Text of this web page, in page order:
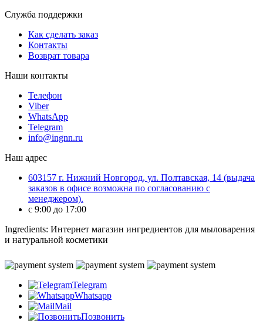
Служба поддержки
Как сделать заказ
Контакты
Возврат товара
Наши контакты
Телефон
Viber
WhatsApp
Telegram
info@ingnn.ru
Наш адрес
603157 г. Нижний Новгород, ул. Полтавская, 14 (выдача
заказов в офисе возможна по согласованию с
менеджером).
c 9:00 до 17:00
Ingredients: Интернет магазин ингредиентов для мыловарения
и натуральной косметики
Telegram
Whatsapp
Mail
Позвонить